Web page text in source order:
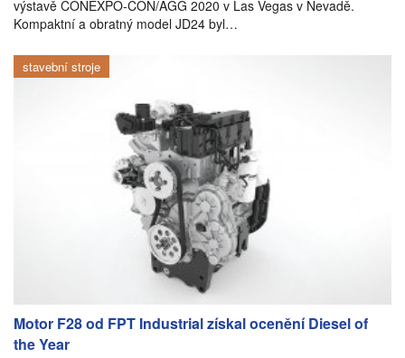
výstavě CONEXPO-CON/AGG 2020 v Las Vegas v Nevadě.
Kompaktní a obratný model JD24 byl…
stavební stroje
Motor F28 od FPT Industrial získal ocenění Diesel of
the Year